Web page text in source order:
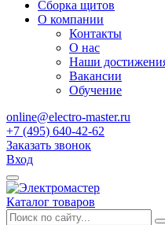
Сборка щитов
О компании
Контакты
О нас
Наши
Вакансии
Обучение
online@electro-master.ru
+7 (495) 640-42-62
Заказать звонок
Вход
Каталог товаров